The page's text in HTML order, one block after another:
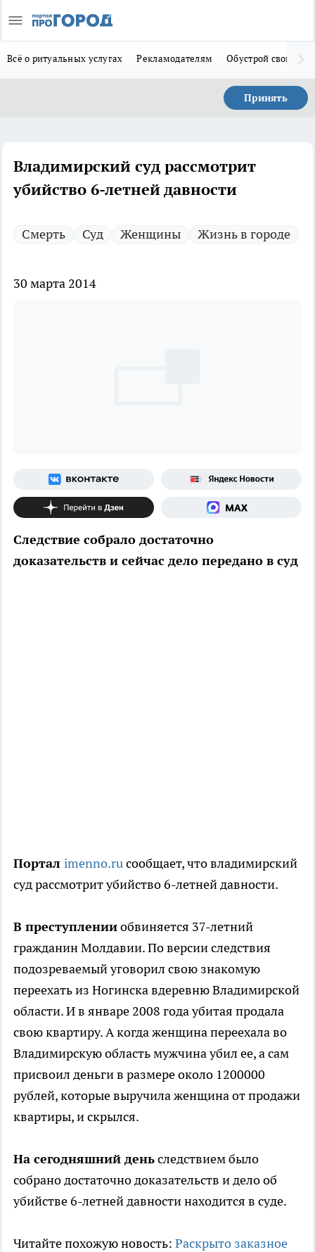
Всё о ритуальных услугах Рекламодателям Обустрой свой дом
Принять
Владимирский суд рассмотрит
убийство 6-летней давности
Смерть Суд Женщины Жизнь в городе
30 марта 2014
Следствие собрало достаточно
доказательств и сейчас дело передано в суд
Портал imenno.ruсообщает, что владимирский
суд рассмотрит убийство 6-летней давности.
В преступленииобвиняется 37-летний
гражданин Молдавии. По версии следствия
подозреваемый уговорил свою знакомую
переехать из Ногинска вдеревню Владимирской
области. И в январе 2008 года убитая продала
свою квартиру. А когда женщина переехала во
Владимирскую область мужчина убил ее, а сам
присвоил деньги в размере около 1200000
рублей, которые выручила женщина от продажи
квартиры, и скрылся.
На сегодняшний деньследствием было
собрано достаточно доказательств и дело об
убийстве 6-летней давности находится в суде.
Читайте похожую новость: Раскрыто заказное